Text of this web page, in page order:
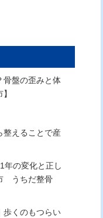
骨盤の歪みと体
整えることで産
年の変化と正し
うちだ整骨
歩くのもつらい